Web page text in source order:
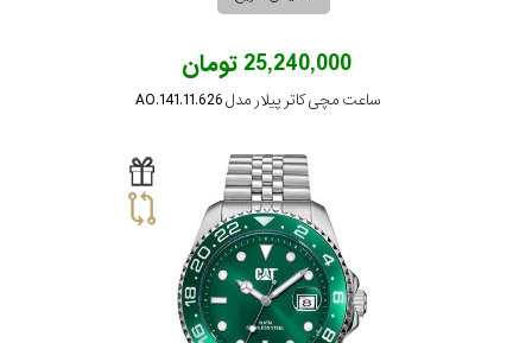
25,240,000 تومان
ساعت مچی کاتر پیلار مدل AO.141.11.626